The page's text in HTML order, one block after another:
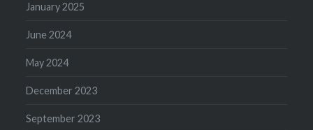
January 2025
June 2024
May 2024
December 2023
September 2023